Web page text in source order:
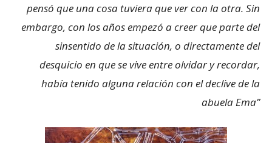
pensó que una cosa tuviera que ver con la otra. Sin
embargo, con los años empezó a creer que parte del
sinsentido de la situación, o directamente del
desquicio en que se vive entre olvidar y recordar,
había tenido alguna relación con el declive de la
abuela Ema”